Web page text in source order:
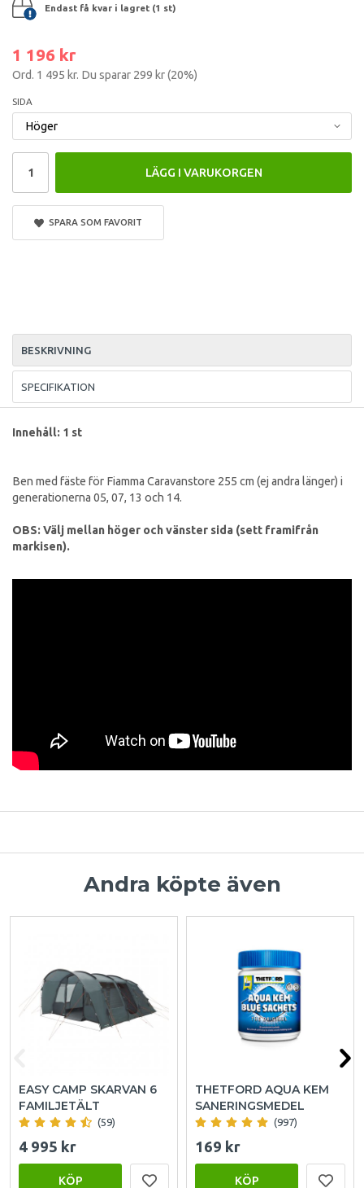
Endast få kvar i lagret (1 st)
1 196 kr
Ord. 1 495 kr. Du sparar 299 kr(20%)
SIDA
LÄGG I VARUKORGEN
SPARA SOM FAVORIT
BESKRIVNING
SPECIFIKATION
Innehåll: 1 st
Ben med fäste för Fiamma Caravanstore 255 cm (ej andra länger) i
generationerna 05, 07, 13 och 14.
OBS: Välj mellan höger och vänster sida (sett framifrån
markisen).
Andra köpte även
EASY CAMP SKARVAN 6
FAMILJETÄLT
(59)
4 995 kr
KÖP
THETFORD AQUA KEM
SANERINGSMEDEL
(997)
169 kr
KÖP